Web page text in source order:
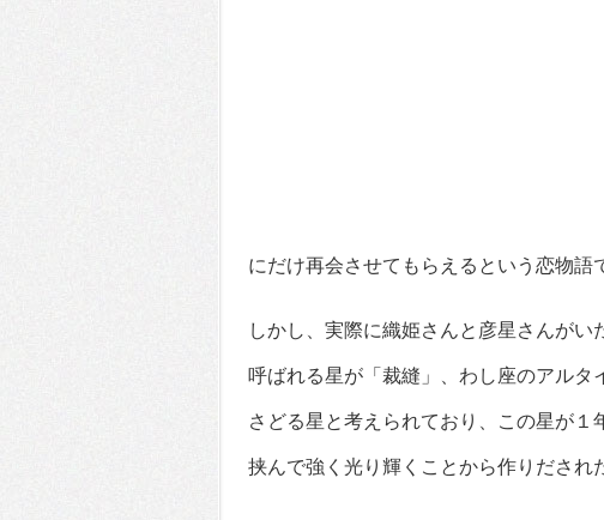
にだけ再会させてもらえるという恋物語
しかし、実際に織姫さんと彦星さんが
呼ばれる星が「裁縫」、わし座のアル
さどる星と考えられており、この星が
挟んで強く光り輝くことから作りだされ